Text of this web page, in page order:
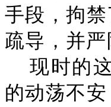
手段，拘
疏导，并
现时的
的动荡不